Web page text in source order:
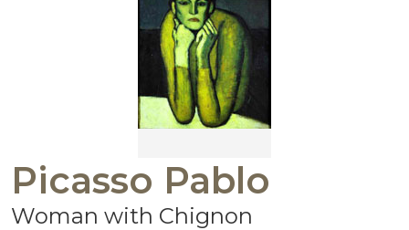
Picasso Pablo
Woman with Chignon